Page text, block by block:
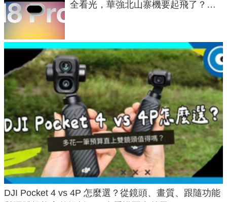
全看光，華強北山寨機要起飛了？專
DJI Pocket 4 vs 4P 怎麼選？從鏡頭、畫質、跟隨功能